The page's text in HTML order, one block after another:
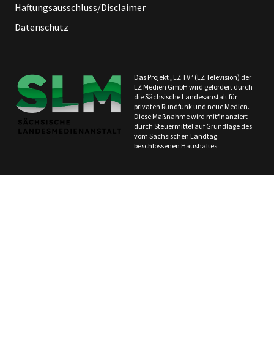
Haftungsausschluss/Disclaimer
Datenschutz
Das Projekt „LZ TV“ (LZ Television) der
LZ Medien GmbH wird gefördert durch
die Sächsische Landesanstalt für
privaten Rundfunk und neue Medien.
Diese Maßnahme wird mitfinanziert
durch Steuermittel auf Grundlage des
vom Sächsischen Landtag
beschlossenen Haushaltes.